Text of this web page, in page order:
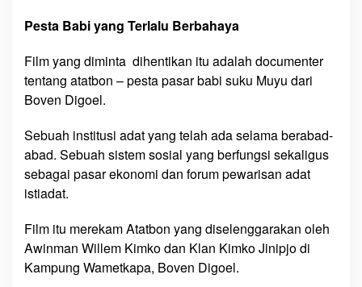
Pesta Babi yang Terlalu Berbahaya
Film yang diminta dihentikan itu adalah documenter
tentang atatbon – pesta pasar babi suku Muyu dari
Boven Digoel.
Sebuah institusi adat yang telah ada selama berabad-
abad. Sebuah sistem sosial yang berfungsi sekaligus
sebagai pasar ekonomi dan forum pewarisan adat
istiadat.
Film itu merekam Atatbon yang diselenggarakan oleh
Awinman Willem Kimko dan Klan Kimko Jinipjo di
Kampung Wametkapa, Boven Digoel.